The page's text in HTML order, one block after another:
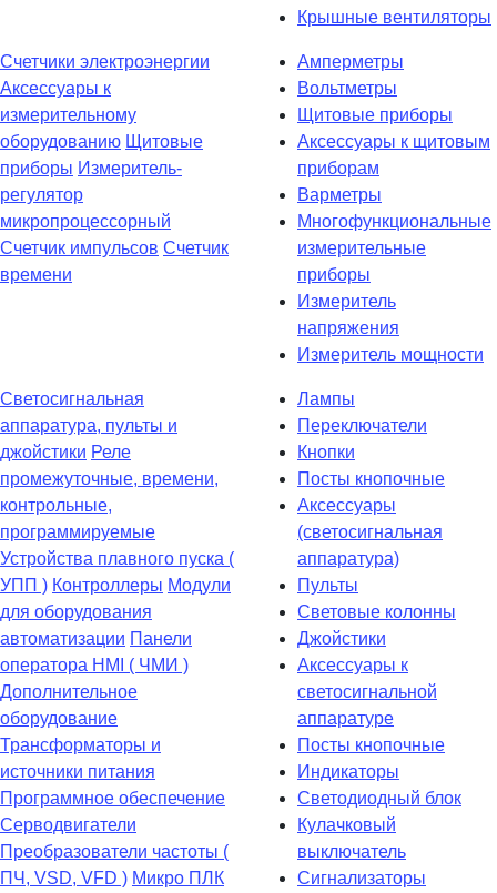
Крышные вентиляторы
Счетчики электроэнергии
Аксессуары к
измерительному
оборудованию Щитовые
приборы Измеритель-
регулятор
микропроцессорный
Счетчик импульсов Счетчик
времени
Амперметры
Вольтметры
Щитовые приборы
Аксессуары к щитовым
приборам
Варметры
Многофункциональные
измерительные
приборы
Измеритель
напряжения
Измеритель мощности
Светосигнальная
аппаратура, пульты и
джойстики Реле
промежуточные, времени,
контрольные,
программируемые
Устройства плавного пуска (
УПП ) Контроллеры Модули
для оборудования
автоматизации Панели
оператора HMI ( ЧМИ )
Дополнительное
оборудование
Транcформаторы и
источники питания
Программное обеспечение
Серводвигатели
Преобразователи частоты (
ПЧ, VSD, VFD ) Микро ПЛК
Лампы
Переключатели
Кнопки
Посты кнопочные
Аксессуары
(светосигнальная
аппаратура)
Пульты
Световые колонны
Джойстики
Аксессуары к
светосигнальной
аппаратуре
Посты кнопочные
Индикаторы
Светодиодный блок
Кулачковый
выключатель
Сигнализаторы